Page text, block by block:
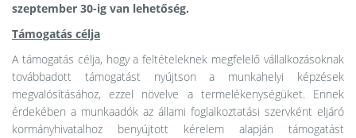
szeptember 30-ig van lehetőség.
Támogatás célja
A támogatás célja, hogy a feltételeknek megfelelő vállalkozásoknak
továbbadott támogatást nyújtson a munkahelyi képzések
megvalósításához, ezzel növelve a termelékenységüket. Ennek
érdekében a munkaadók az állami foglalkoztatási szervként eljáró
kormányhivatalhoz benyújtott kérelem alapján támogatást